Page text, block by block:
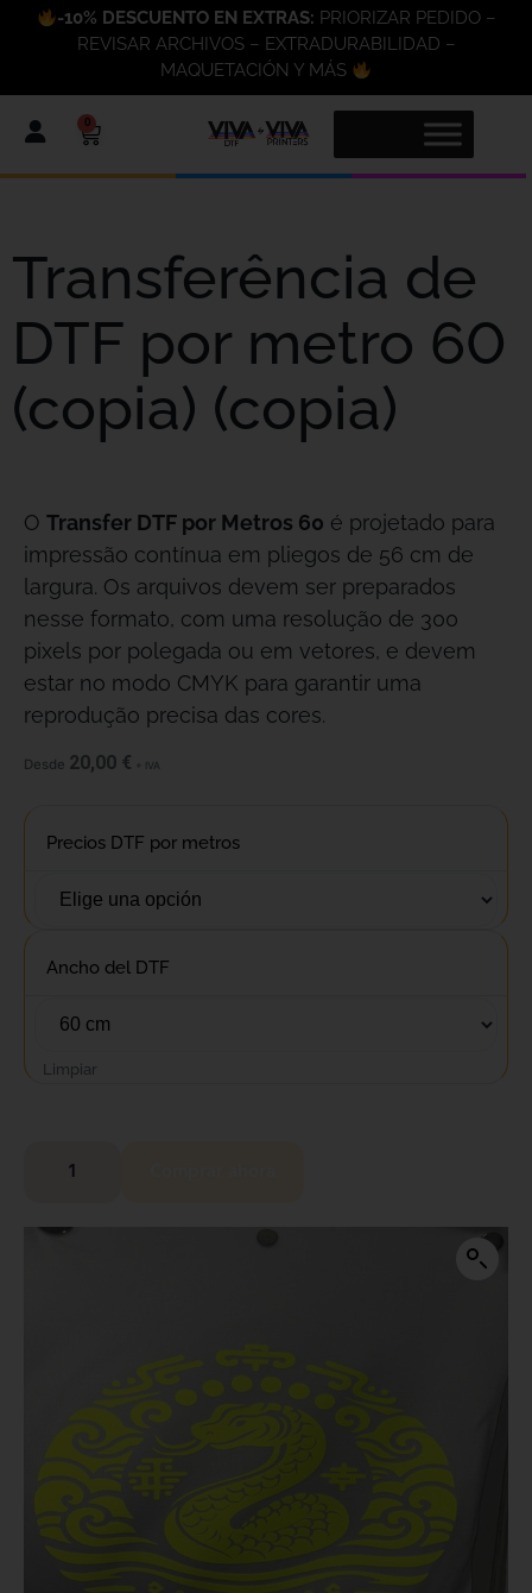
-10% DESCUENTO EN EXTRAS: PRIORIZAR PEDIDO –
REVISAR ARCHIVOS – EXTRADURABILIDAD –
MAQUETACIÓN Y MÁS
0
Transferência de
DTF por metro 60
(copia) (copia)
O Transfer DTF por Metros 60 é projetado para
impressão contínua em pliegos de 56 cm de
largura. Os arquivos devem ser preparados
nesse formato, com uma resolução de 300
pixels por polegada ou em vetores, e devem
estar no modo CMYK para garantir uma
reprodução precisa das cores.
Desde 20,00 € + IVA
Precios DTF por metros
Ancho del DTF
Limpiar